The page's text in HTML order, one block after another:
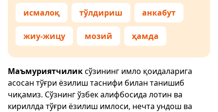
исмалоқ тўлдириш анкабут
жиу-жицу мозий ҳамда
Маъмуриятчиликсўзининг имло қоидаларига
асосан тўғри ёзилиш таснифи билан танишиб
чиқамиз. Сўзнинг ўзбек алифбосида лотин ва
кириллда тўғри ёзилиш имлоси, нечта ундош ва